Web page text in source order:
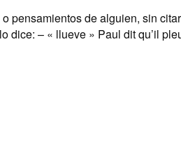
de alguien, sin
dice: – « llueve » Paul dit